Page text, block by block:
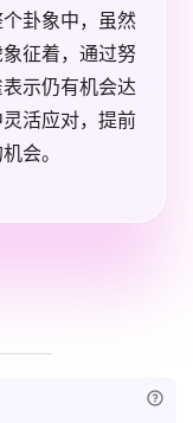
卦象中，虽然
征着，通过努
示仍有机会达
活应对，提前
会。